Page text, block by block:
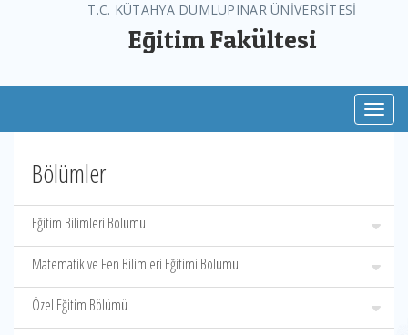
T.C. KÜTAHYA DUMLUPINAR ÜNİVERSİTESİ
Eğitim Fakültesi
Bölümler
Eğitim Bilimleri Bölümü
Matematik ve Fen Bilimleri Eğitimi Bölümü
Özel Eğitim Bölümü